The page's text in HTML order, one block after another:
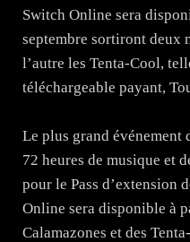
Switch Online sera
septembre sortiront deux
l’autre les Tenta-Cool,
téléchargeable payant,
Le plus grand événement
72 heures de musique et
pour le Pass d’extension
Online sera disponible à
Calamazones et des